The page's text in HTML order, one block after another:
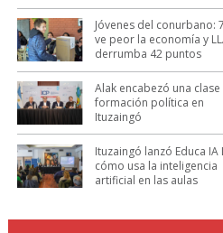
Jóvenes del conurbano:
ve peor la economía y
derrumba 42 puntos
Alak encabezó una clase
formación política en
Ituzaingó
Ituzaingó lanzó Educa IA
cómo usa la inteligencia
artificial en las aulas